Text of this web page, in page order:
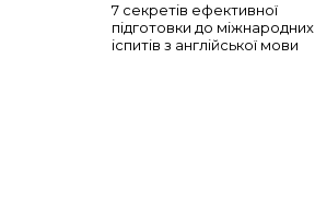
7 секретів ефективної
підготовки до міжнародних
іспитів з англійської мови